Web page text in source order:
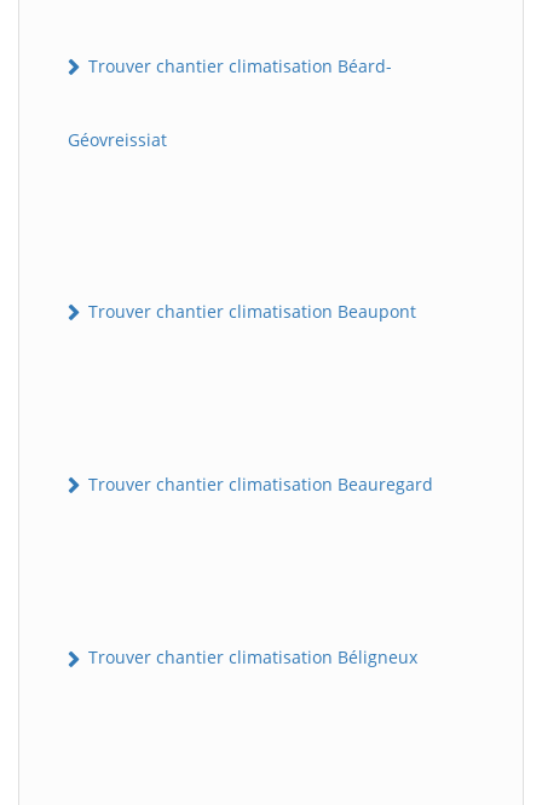
Trouver chantier climatisation Béard-
Géovreissiat
Trouver chantier climatisation Beaupont
Trouver chantier climatisation Beauregard
Trouver chantier climatisation Béligneux